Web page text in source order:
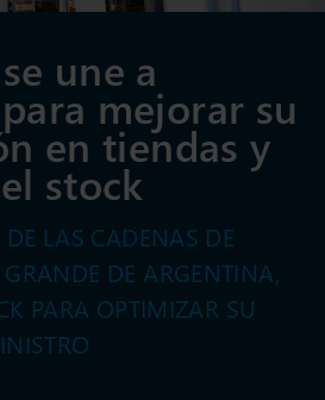
une a
mejorar su
en tiendas y
stock
LAS CADENAS DE
DE ARGENTINA,
PARA OPTIMIZAR SU